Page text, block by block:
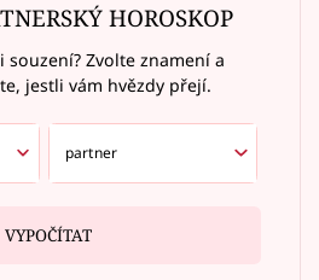
HOROSKOP
souzení? Zvolte znamení a
jestli vám hvězdy přejí.
VYPOČÍTAT